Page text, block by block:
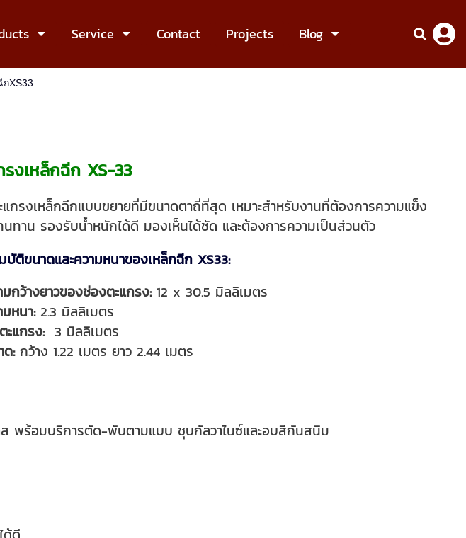
Service Contact Projects Blog
XS33
รงเหล็กฉีก XS-33
แกรงเหล็กฉีกแบบขยายที่มีขนาดตาถี่ที่สุด เหมาะสำหรับงานที่ต้องการความแข็ง
ทาน รองรับน้ำหนักได้ดี มองเห็นได้ชัด และต้องการความเป็นส่วนตัว
ติขนาดและความหนาของเหล็กฉีก XS33:
มกว้างยาวของช่องตะแกรง:12 x 30.5 มิลลิเมตร
มหนา:2.3 มิลลิเมตร
ะแกรง: 3 มิลลิเมตร
ด:กว้าง 1.22 เมตร ยาว 2.44 เมตร
พร้อมบริการตัด-พับตามแบบ ชุบกัลวาไนซ์และอบสีกันสนิม